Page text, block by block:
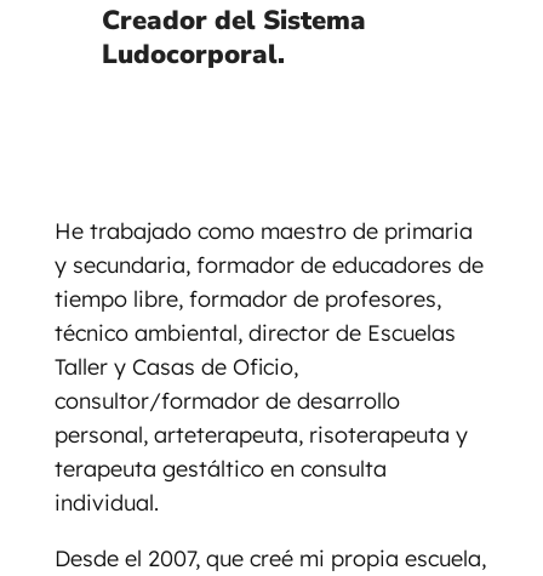
Creador del Sistema
Ludocorporal.
He trabajado como maestro de primaria
y secundaria, formador de educadores de
tiempo libre, formador de profesores,
técnico ambiental, director de Escuelas
Taller y Casas de Oficio,
consultor/formador de desarrollo
personal, arteterapeuta, risoterapeuta y
terapeuta gestáltico en consulta
individual.
Desde el 2007, que creé mi propia escuela,